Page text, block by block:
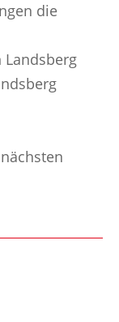
die